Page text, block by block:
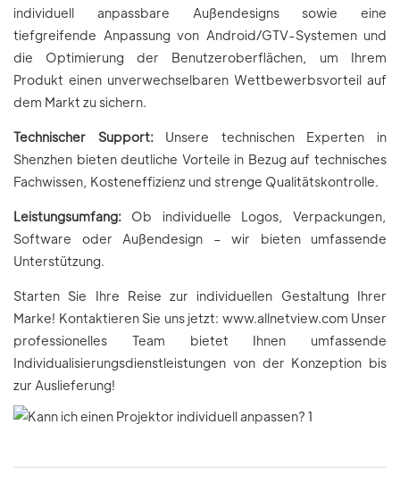
individuell anpassbare Außendesigns sowie eine
tiefgreifende Anpassung von Android/GTV-Systemen und
die Optimierung der Benutzeroberflächen, um Ihrem
Produkt einen unverwechselbaren Wettbewerbsvorteil auf
dem Markt zu sichern.
Technischer Support:Unsere technischen Experten in
Shenzhen bieten deutliche Vorteile in Bezug auf technisches
Fachwissen, Kosteneffizienz und strenge Qualitätskontrolle.
Leistungsumfang: Ob individuelle Logos, Verpackungen,
Software oder Außendesign – wir bieten umfassende
Unterstützung.
Starten Sie Ihre Reise zur individuellen Gestaltung Ihrer
Marke! Kontaktieren Sie uns jetzt: www.allnetview.com Unser
professionelles Team bietet Ihnen umfassende
Individualisierungsdienstleistungen von der Konzeption bis
zur Auslieferung!